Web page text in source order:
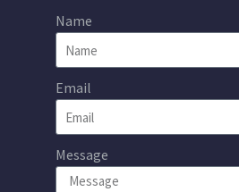
Name
Email
Message